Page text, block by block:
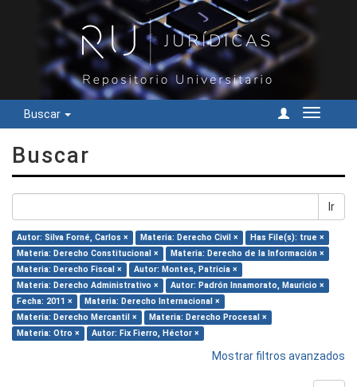
Buscar
Cambiar
Buscar
Ir
Autor: Silva Forné, Carlos × Materia: Derecho Civil ×
Has File(s): true ×
Materia: Derecho Constitucional ×
Materia: Derecho de la Información ×
Materia: Derecho Fiscal ×
Autor: Montes, Patricia ×
Materia: Derecho Administrativo ×
Autor: Padrón Innamorato, Mauricio ×
Fecha: 2011 ×
Materia: Derecho Internacional ×
Materia: Derecho Mercantil ×
Materia: Derecho Procesal ×
Materia: Otro ×
Autor: Fix Fierro, Héctor ×
Mostrar filtros avanzados